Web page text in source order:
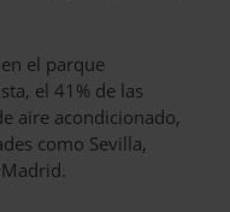
el parque
el 41% de las
aire acondicionado,
como Sevilla,